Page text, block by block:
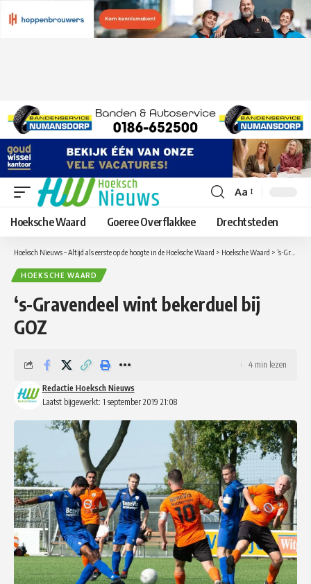
Lettergrootte
aanpassen
Aa
Hoeksche Waard Goeree Overflakkee Drechtsteden
Hoeksch Nieuws – Altijd als eerste op de hoogte in de Hoeksche Waard > Hoeksche Waard > ‘s-Gravendeel wint bekerduel bij GOZ
HOEKSCHE WAARD
‘s-Gravendeel wint bekerduel bij
GOZ
Laatst bijgewerkt: 1 september 2019 21:08
Redactie Hoeksch Nieuws
4 min lezen